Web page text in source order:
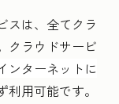
スは、全てクラ
クラウドサービ
ンターネットに
用可能です。